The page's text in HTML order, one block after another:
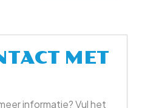
MET
informatie? Vul het